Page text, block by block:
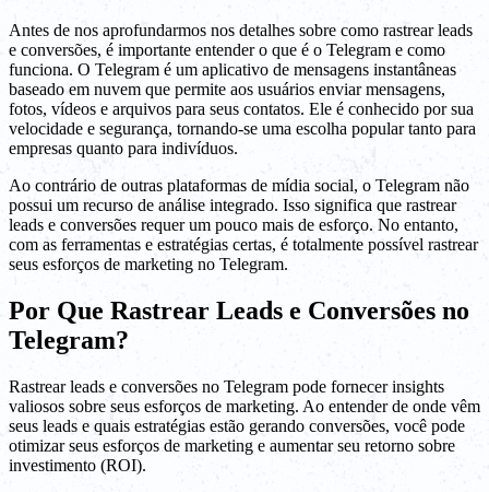
Antes de nos aprofundarmos nos detalhes sobre como rastrear leads
e conversões, é importante entender o que é o Telegram e como
funciona. O Telegram é um aplicativo de mensagens instantâneas
baseado em nuvem que permite aos usuários enviar mensagens,
fotos, vídeos e arquivos para seus contatos. Ele é conhecido por sua
velocidade e segurança, tornando-se uma escolha popular tanto para
empresas quanto para indivíduos.
Ao contrário de outras plataformas de mídia social, o Telegram não
possui um recurso de análise integrado. Isso significa que rastrear
leads e conversões requer um pouco mais de esforço. No entanto,
com as ferramentas e estratégias certas, é totalmente possível rastrear
seus esforços de marketing no Telegram.
Por Que Rastrear Leads e Conversões no
Telegram?
Rastrear leads e conversões no Telegram pode fornecer insights
valiosos sobre seus esforços de marketing. Ao entender de onde vêm
seus leads e quais estratégias estão gerando conversões, você pode
otimizar seus esforços de marketing e aumentar seu retorno sobre
investimento (ROI).